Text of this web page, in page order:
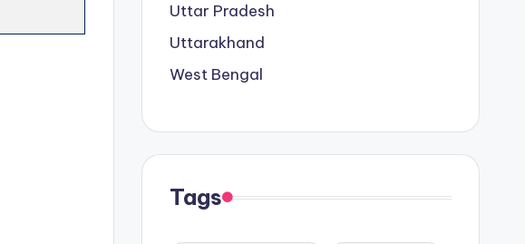
Uttar Pradesh
Uttarakhand
West Bengal
Tags